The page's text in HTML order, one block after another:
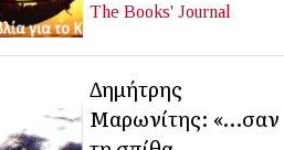
The Books' Journal
Δημήτρης
Μαρωνίτης: «…σαν